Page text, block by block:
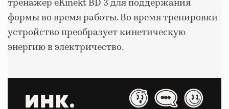
тренажер eKinekt BD 3 для поддержания
формы во время работы. Во время тренировки
устройство преобразует кинетическую
энергию в электричество.